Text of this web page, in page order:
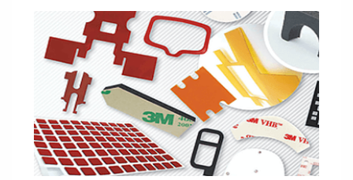
Frontplatten (front und tragfähig)
Eloxierte Frontplatten
Farbige Frontplatten
Platten mit Befestigungselementen
Gravierte Schilder
ZEIGEN MEHR